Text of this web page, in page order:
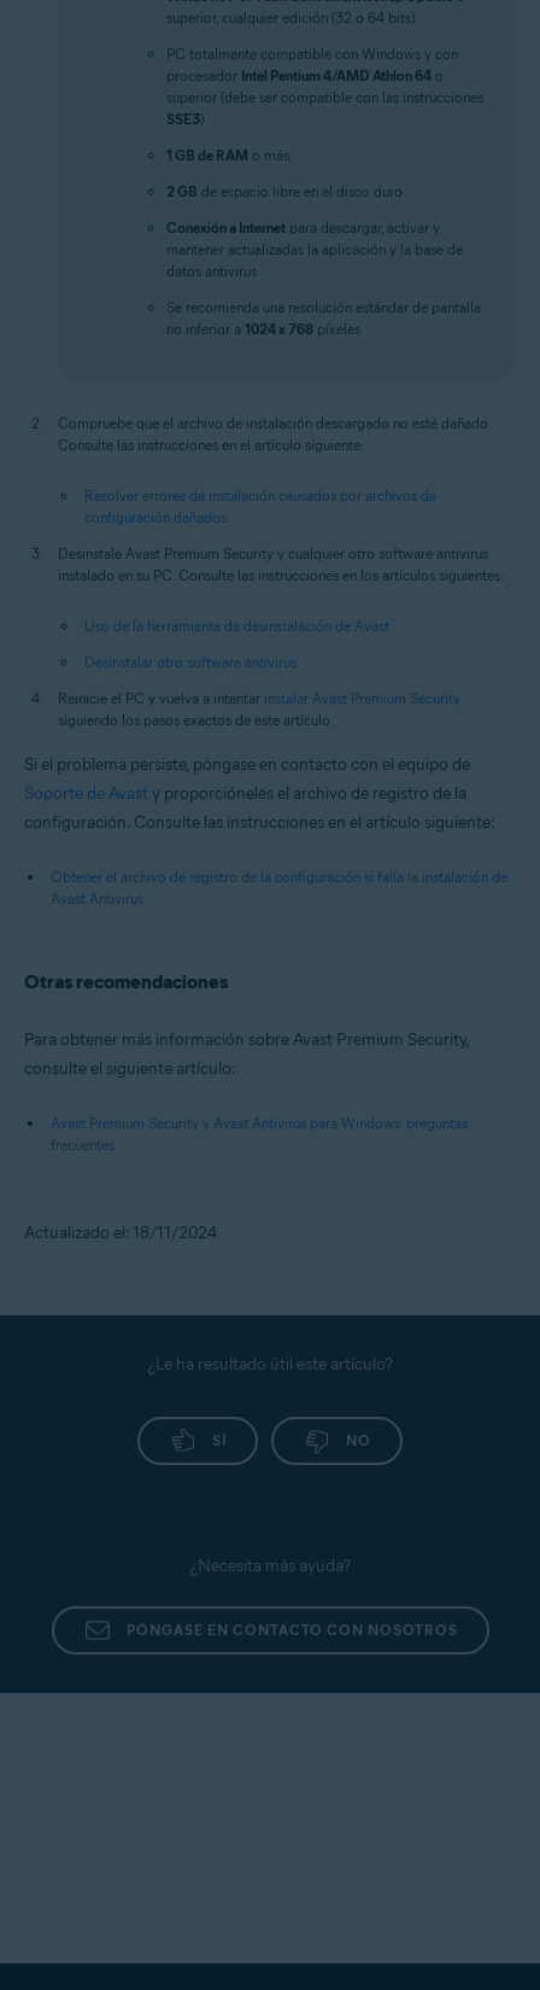
superior, cualquier edición (32 o 64 bits)
PC totalmente compatible con Windows y con
procesador Intel Pentium 4/AMD Athlon 64 o
superior (debe ser compatible con las instrucciones
SSE3)
1 GB de RAM o más
2 GB de espacio libre en el disco duro
Conexión a Internet para descargar, activar y
mantener actualizadas la aplicación y la base de
datos antivirus
Se recomienda una resolución estándar de pantalla
no inferior a 1024 x 768 píxeles
Compruebe que el archivo de instalación descargado no esté dañado.
Consulte las instrucciones en el artículo siguiente:
Resolver errores de instalación causados por archivos de
configuración dañados
Desinstale Avast Premium Security y cualquier otro software antivirus
instalado en su PC. Consulte las instrucciones en los artículos siguientes:
Uso de la herramienta de desinstalación de Avast
Desinstalar otro software antivirus
Reinicie el PC y vuelva a intentar instalar Avast Premium Security
siguiendo los pasos exactos de este artículo.
Si el problema persiste, póngase en contacto con el equipo de
Soporte de Avasty proporcióneles el archivo de registro de la
configuración. Consulte las instrucciones en el artículo siguiente:
Obtener el archivo de registro de la configuración si falla la instalación de
Avast Antivirus
Otras recomendaciones
Para obtener más información sobre Avast Premium Security,
consulte el siguiente artículo:
Avast Premium Security y Avast Antivirus para Windows: preguntas
frecuentes
Actualizado el: 18/11/2024
¿Le ha resultado útil este artículo?
SÍ NO
¿Necesita más ayuda?
PÓNGASE EN CONTACTO CON NOSOTROS